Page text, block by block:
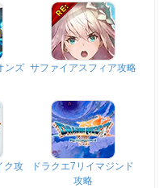
ンズ サファイアスフィア攻略
ク攻
ドラクエ7リイマジンド
攻略